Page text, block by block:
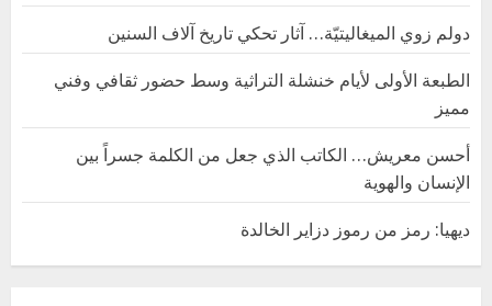
دولم زوي الميغاليتيّة… آثار تحكي تاريخ آلاف السنين
الطبعة الأولى لأيام خنشلة التراثية وسط حضور ثقافي وفني
مميز
أحسن معريش… الكاتب الذي جعل من الكلمة جسراً بين
الإنسان والهوية
ديهيا: رمز من رموز دزاير الخالدة